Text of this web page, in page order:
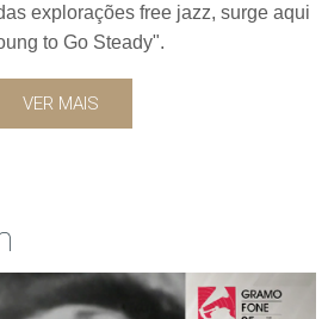
explorações free jazz, surge aqui
to Go Steady".
VER MAIS